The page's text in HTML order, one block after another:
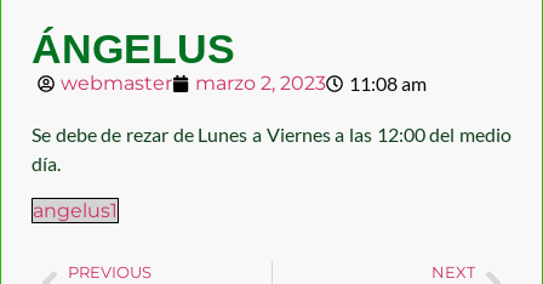
ÁNGELUS
webmaster marzo 2, 2023 11:08 am
Se debe de rezar de Lunes a Viernes a las 12:00 del medio
día.
angelus1
PREVIOUS NEXT